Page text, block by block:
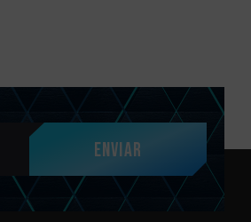
Enviar